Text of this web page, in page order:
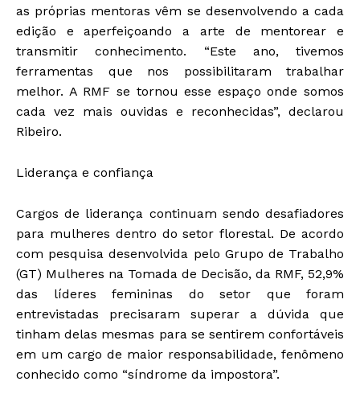
as próprias mentoras vêm se desenvolvendo a cada
edição e aperfeiçoando a arte de mentorear e
transmitir conhecimento. “Este ano, tivemos
ferramentas que nos possibilitaram trabalhar
melhor. A RMF se tornou esse espaço onde somos
cada vez mais ouvidas e reconhecidas”, declarou
Ribeiro.
Liderança e confiança
Cargos de liderança continuam sendo desafiadores
para mulheres dentro do setor florestal. De acordo
com pesquisa desenvolvida pelo Grupo de Trabalho
(GT) Mulheres na Tomada de Decisão, da RMF, 52,9%
das líderes femininas do setor que foram
entrevistadas precisaram superar a dúvida que
tinham delas mesmas para se sentirem confortáveis
em um cargo de maior responsabilidade, fenômeno
conhecido como “síndrome da impostora”.